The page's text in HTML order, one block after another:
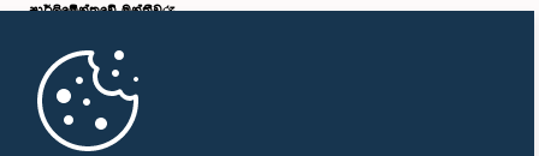
පාර්ලි‌මේන්තුවේ මන්ත්‍රීවරු
මුල් පිටුව